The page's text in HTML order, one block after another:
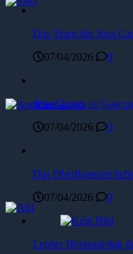
Das Team der Jena
07/04/2026
0
Jena Caputs zu Gast
07/04/2026
0
Das Oberligateam
07/04/2026
0
Letzter Heimspieltag